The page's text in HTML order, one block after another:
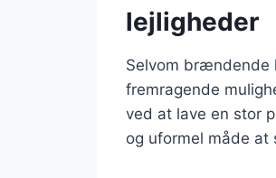
lejligheder
Selvom brændende
fremragende
ved at lave en stor
og uformel måde at